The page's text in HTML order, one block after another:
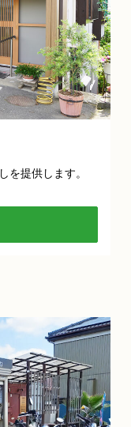
を提供します。